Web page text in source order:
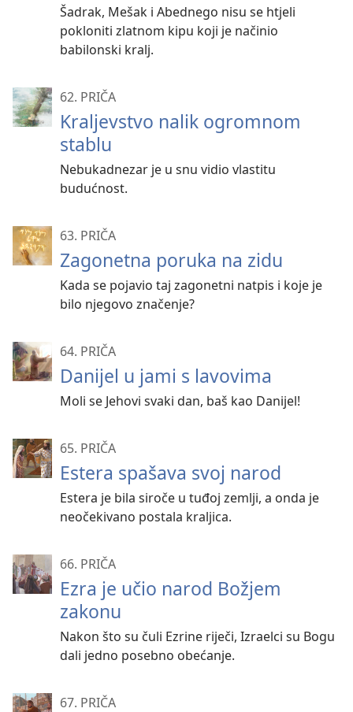
Šadrak, Mešak i Abednego nisu se htjeli
pokloniti zlatnom kipu koji je načinio
babilonski kralj.
62. PRIČA
Kraljevstvo nalik ogromnom
stablu
Nebukadnezar je u snu vidio vlastitu
budućnost.
63. PRIČA
Zagonetna poruka na zidu
Kada se pojavio taj zagonetni natpis i koje je
bilo njegovo značenje?
64. PRIČA
Danijel u jami s lavovima
Moli se Jehovi svaki dan, baš kao Danijel!
65. PRIČA
Estera spašava svoj narod
Estera je bila siroče u tuđoj zemlji, a onda je
neočekivano postala kraljica.
66. PRIČA
Ezra je učio narod Božjem
zakonu
Nakon što su čuli Ezrine riječi, Izraelci su Bogu
dali jedno posebno obećanje.
67. PRIČA